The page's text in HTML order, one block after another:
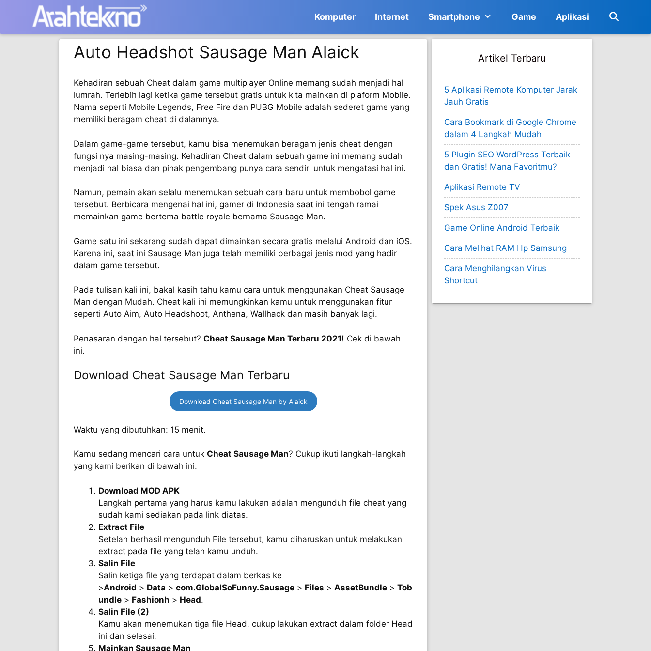
Komputer Internet Smartphone Game Aplikasi
Auto Headshot Sausage Man Alaick
Kehadiran sebuah Cheat dalam game multiplayer Online memang sudah menjadi hal
lumrah. Terlebih lagi ketika game tersebut gratis untuk kita mainkan di plaform Mobile.
Nama seperti Mobile Legends, Free Fire dan PUBG Mobile adalah sederet game yang
memiliki beragam cheat di dalamnya.
Dalam game-game tersebut, kamu bisa menemukan beragam jenis cheat dengan
fungsi nya masing-masing. Kehadiran Cheat dalam sebuah game ini memang sudah
menjadi hal biasa dan pihak pengembang punya cara sendiri untuk mengatasi hal ini.
Namun, pemain akan selalu menemukan sebuah cara baru untuk membobol game
tersebut. Berbicara mengenai hal ini, gamer di Indonesia saat ini tengah ramai
memainkan game bertema battle royale bernama Sausage Man.
Game satu ini sekarang sudah dapat dimainkan secara gratis melalui Android dan iOS.
Karena ini, saat ini Sausage Man juga telah memiliki berbagai jenis mod yang hadir
dalam game tersebut.
Pada tulisan kali ini, bakal kasih tahu kamu cara untuk menggunakan Cheat Sausage
Man dengan Mudah. Cheat kali ini memungkinkan kamu untuk menggunakan fitur
seperti Auto Aim, Auto Headshoot, Anthena, Wallhack dan masih banyak lagi.
Penasaran dengan hal tersebut? Cheat Sausage Man Terbaru 2021! Cek di bawah
ini.
Download Cheat Sausage Man Terbaru
Download Cheat Sausage Man by Alaick
Waktu yang dibutuhkan: 15 menit.
Kamu sedang mencari cara untuk Cheat Sausage Man? Cukup ikuti langkah-langkah
yang kami berikan di bawah ini.
Download MOD APK
Langkah pertama yang harus kamu lakukan adalah mengunduh file cheat yang
sudah kami sediakan pada link diatas.
Extract File
Setelah berhasil mengunduh File tersebut, kamu diharuskan untuk melakukan
extract pada file yang telah kamu unduh.
Salin File
Salin ketiga file yang terdapat dalam berkas ke
>Android > Data > com.GlobalSoFunny.Sausage > Files > AssetBundle > Tob
undle > Fashionh > Head.
Salin File (2)
Kamu akan menemukan tiga file Head, cukup lakukan extract dalam folder Head
ini dan selesai.
Mainkan Sausage Man
Artikel Terbaru
5 Aplikasi Remote Komputer Jarak
Jauh Gratis
Cara Bookmark di Google Chrome
dalam 4 Langkah Mudah
5 Plugin SEO WordPress Terbaik
dan Gratis! Mana Favoritmu?
Aplikasi Remote TV
Spek Asus Z007
Game Online Android Terbaik
Cara Melihat RAM Hp Samsung
Cara Menghilangkan Virus
Shortcut